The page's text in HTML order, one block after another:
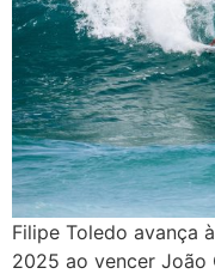
Filipe Toledo avança
2025 ao vencer João